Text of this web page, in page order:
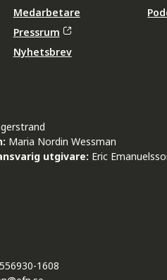
Medarbetare
Pressrum
Nyhetsbrev
Maria Nordin Wessman
utgivare: Eric
556930-1608